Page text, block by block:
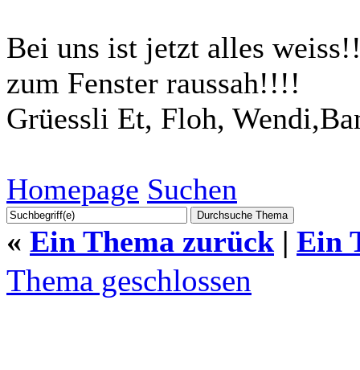
Bei uns ist jetzt alles
zum Fenster raussah!!!!
Grüessli Et, Floh,
Homepage Suchen
« Ein Thema zurück | Ein
Thema geschlossen